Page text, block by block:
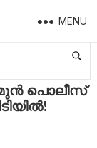
MENU
യുഎഇയിൽ പിടിയിൽ!
മുൻ പൊലീസ്